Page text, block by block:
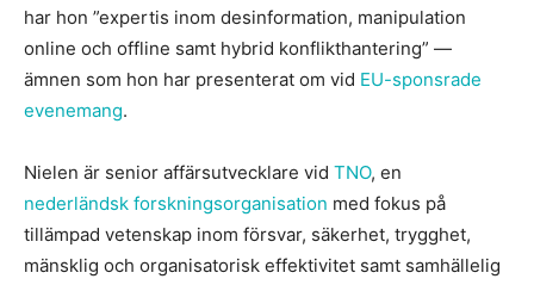
har hon ”expertis inom desinformation, manipulation
online och offline samt hybrid konflikthantering” —
ämnen som hon har presenterat om vid EU-sponsrade
evenemang.
Nielen är senior affärsutvecklare vid TNO, en
nederländsk forskningsorganisation med fokus på
tillämpad vetenskap inom försvar, säkerhet, trygghet,
mänsklig och organisatorisk effektivitet samt samhällelig